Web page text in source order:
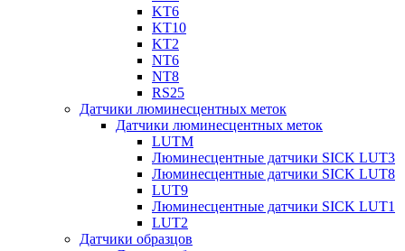
KT6
KT10
KT2
NT6
NT8
RS25
Датчики люминесцентных меток
Датчики люминесцентных меток
LUTM
Люминесцентные датчики SICK LUT3
Люминесцентные датчики SICK LUT8
LUT9
Люминесцентные датчики SICK LUT1
LUT2
Датчики образцов